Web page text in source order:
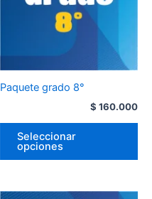
Paquete grado 8°
$ 160.000
Seleccionar
opciones